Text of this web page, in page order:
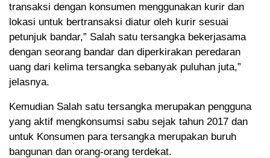
transaksi dengan konsumen menggunakan kurir dan
lokasi untuk bertransaksi diatur oleh kurir sesuai
petunjuk bandar,” Salah satu tersangka bekerjasama
dengan seorang bandar dan diperkirakan peredaran
uang dari kelima tersangka sebanyak puluhan juta,”
jelasnya.
Kemudian Salah satu tersangka merupakan pengguna
yang aktif mengkonsumsi sabu sejak tahun 2017 dan
untuk Konsumen para tersangka merupakan buruh
bangunan dan orang-orang terdekat.